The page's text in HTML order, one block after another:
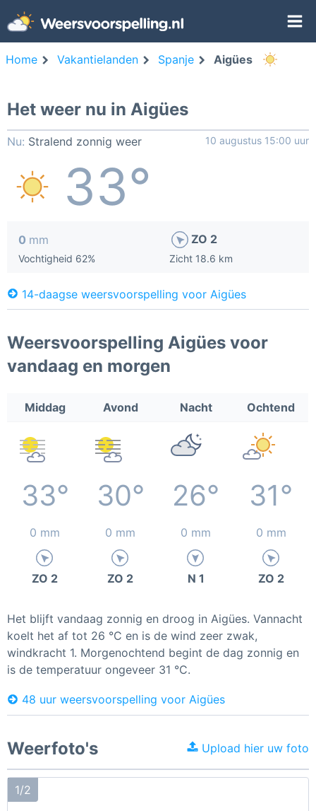
Home Vakantielanden Spanje Aigües
Het weer nu in Aigües
Nu: Stralend zonnig weer 10 augustus 15:00 uur
33°
0 mm
Vochtigheid 62%
ZO 2
Zicht 18.6 km
14-daagse weersvoorspelling voor Aigües
Weersvoorspelling Aigües voor
vandaag en morgen
Middag Avond Nacht Ochtend
33° 30° 26° 31°
0 mm 0 mm 0 mm 0 mm
ZO 2 ZO 2 N 1 ZO 2
Het blijft vandaag zonnig en droog in Aigües. Vannacht
koelt het af tot 26 °C en is de wind zeer zwak,
windkracht 1. Morgenochtend begint de dag zonnig en
is de temperatuur ongeveer 31 °C.
48 uur weersvoorspelling voor Aigües
Weerfoto's Upload hier uw foto
1/2